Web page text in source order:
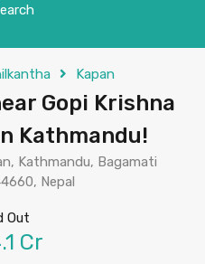
Kapan
Gopi Krishna
Kathmandu!
Kathmandu, Bagamati
Nepal
Out
Cr